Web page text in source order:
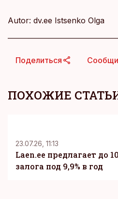
Autor: dv.ee Istsenko Olga
Поделиться Сообщи
ПОХОЖИЕ
23.07.26, 11:13
Laen.ee предлагает до
залога под 9,9% в год